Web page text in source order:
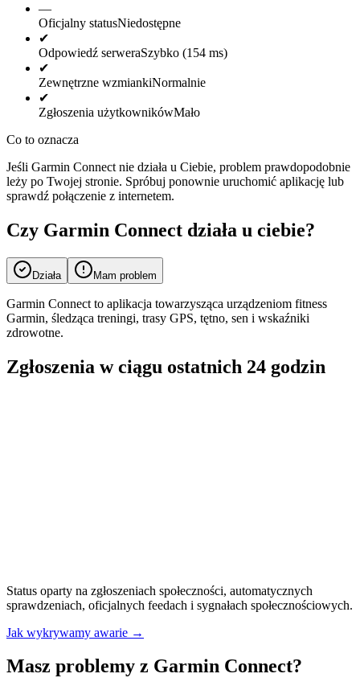
—
Oficjalny statusNiedostępne
✔
Odpowiedź serweraSzybko (154 ms)
✔
Zewnętrzne wzmiankiNormalnie
✔
Zgłoszenia użytkownikówMało
Co to oznacza
Jeśli Garmin Connect nie działa u Ciebie, problem prawdopodobnie
leży po Twojej stronie. Spróbuj ponownie uruchomić aplikację lub
sprawdź połączenie z internetem.
Czy Garmin Connect działa u ciebie?
Działa Mam problem
Garmin Connect to aplikacja towarzysząca urządzeniom fitness
Garmin, śledząca treningi, trasy GPS, tętno, sen i wskaźniki
zdrowotne.
Zgłoszenia w ciągu ostatnich 24 godzin
Status oparty na zgłoszeniach społeczności, automatycznych
sprawdzeniach, oficjalnych feedach i sygnałach społecznościowych.
Jak wykrywamy awarie →
Masz problemy z Garmin Connect?